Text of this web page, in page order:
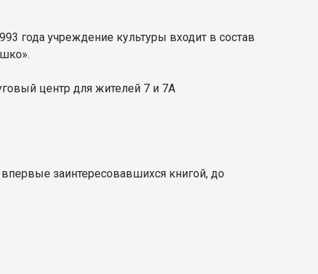
года учреждение культуры входит в состав
центр для жителей 7 и 7А
заинтересовавшихся книгой, до